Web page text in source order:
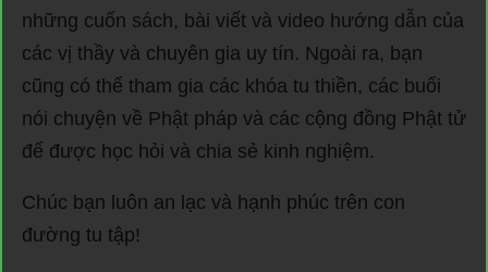
những cuốn sách, bài viết và video hướng dẫn của
các vị thầy và chuyên gia uy tín. Ngoài ra, bạn
cũng có thể tham gia các khóa tu thiền, các buổi
nói chuyện về Phật pháp và các cộng đồng Phật tử
để được học hỏi và chia sẻ kinh nghiệm.
Chúc bạn luôn an lạc và hạnh phúc trên con
đường tu tập!